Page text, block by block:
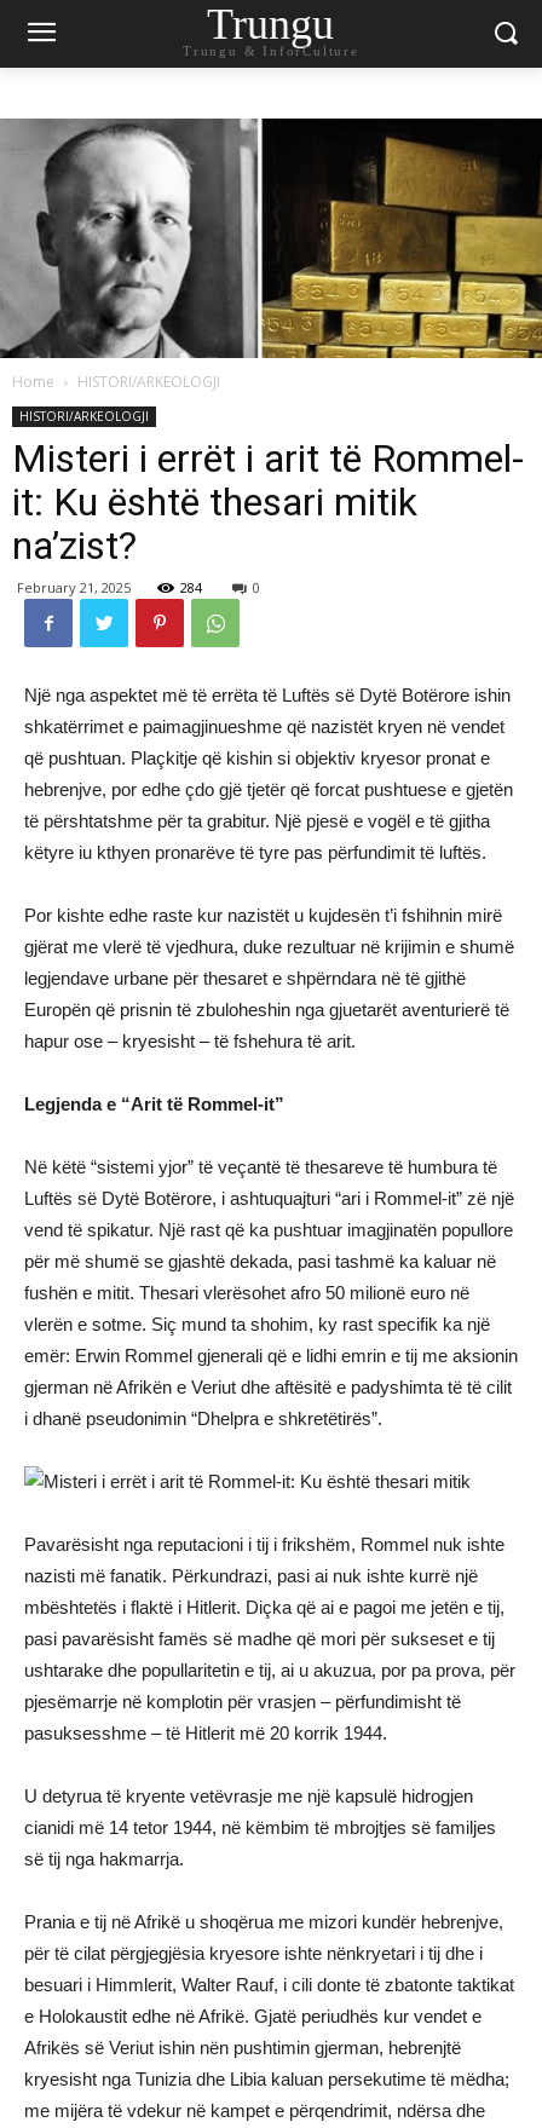
Trungu
Trungu & InforCulture
Home HISTORI/ARKEOLOGJI
HISTORI/ARKEOLOGJI
Misteri i errët i arit të Rommel-
it: Ku është thesari mitik
na’zist?
February 21, 2025 284 0
Një nga aspektet më të errëta të Luftës së Dytë Botërore ishin
shkatërrimet e paimagjinueshme që nazistët kryen në vendet
që pushtuan. Plaçkitje që kishin si objektiv kryesor pronat e
hebrenjve, por edhe çdo gjë tjetër që forcat pushtuese e gjetën
të përshtatshme për ta grabitur. Një pjesë e vogël e të gjitha
këtyre iu kthyen pronarëve të tyre pas përfundimit të luftës.
Por kishte edhe raste kur nazistët u kujdesën t’i fshihnin mirë
gjërat me vlerë të vjedhura, duke rezultuar në krijimin e shumë
legjendave urbane për thesaret e shpërndara në të gjithë
Europën që prisnin të zbuloheshin nga gjuetarët aventurierë të
hapur ose – kryesisht – të fshehura të arit.
Legjenda e “Arit të Rommel-it”
Në këtë “sistemi yjor” të veçantë të thesareve të humbura të
Luftës së Dytë Botërore, i ashtuquajturi “ari i Rommel-it” zë një
vend të spikatur. Një rast që ka pushtuar imagjinatën popullore
për më shumë se gjashtë dekada, pasi tashmë ka kaluar në
fushën e mitit. Thesari vlerësohet afro 50 milionë euro në
vlerën e sotme. Siç mund ta shohim, ky rast specifik ka një
emër: Erwin Rommel gjenerali që e lidhi emrin e tij me aksionin
gjerman në Afrikën e Veriut dhe aftësitë e padyshimta të të cilit
i dhanë pseudonimin “Dhelpra e shkretëtirës”.
Pavarësisht nga reputacioni i tij i frikshëm, Rommel nuk ishte
nazisti më fanatik. Përkundrazi, pasi ai nuk ishte kurrë një
mbështetës i flaktë i Hitlerit. Diçka që ai e pagoi me jetën e tij,
pasi pavarësisht famës së madhe që mori për sukseset e tij
ushtarake dhe popullaritetin e tij, ai u akuzua, por pa prova, për
pjesëmarrje në komplotin për vrasjen – përfundimisht të
pasuksesshme – të Hitlerit më 20 korrik 1944.
U detyrua të kryente vetëvrasje me një kapsulë hidrogjen
cianidi më 14 tetor 1944, në këmbim të mbrojtjes së familjes
së tij nga hakmarrja.
Prania e tij në Afrikë u shoqërua me mizori kundër hebrenjve,
për të cilat përgjegjësia kryesore ishte nënkryetari i tij dhe i
besuari i Himmlerit, Walter Rauf, i cili donte të zbatonte taktikat
e Holokaustit edhe në Afrikë. Gjatë periudhës kur vendet e
Afrikës së Veriut ishin nën pushtimin gjerman, hebrenjtë
kryesisht nga Tunizia dhe Libia kaluan persekutime të mëdha;
me mijëra të vdekur në kampet e përqendrimit, ndërsa dhe